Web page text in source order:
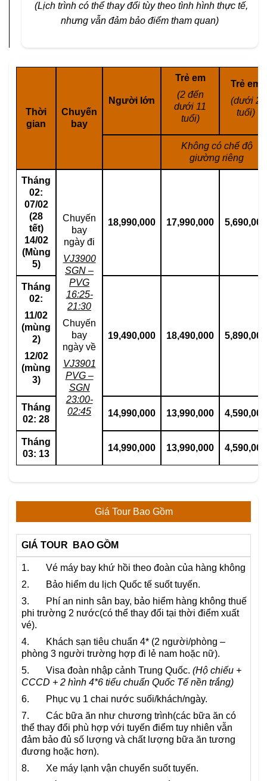
(Lịch trình có thể thay đổi tùy theo tình hình thực tế,
nhưng vẫn đảm bảo điểm tham quan)
Thời
gian
Chuyến
bay
Người lớn
Trẻ em
(2 đến
dưới 11
tuổi)
Trẻ em
(dưới 2
tuổi)
Không có chế độ
giường riêng
Tháng
02:
07/02
(28
tết)
14/02
(Mùng
5)
Chuyến
bay
ngày đi
VJ3900
SGN –
PVG
16:25-
21:30
Chuyến
bay
ngày về
VJ3901
PVG –
SGN
23:00-
02:45
18,990,000 17,990,000 5,690,000
Tháng
02:
11/02
(mùng
2)
12/02
(mùng
3)
19,490,000 18,490,000 5,890,000
Tháng
02: 28
14,990,000 13,990,000 4,590,000
Tháng
03: 13
14,990,000 13,990,000 4,590,000
Giá Tour Bao Gồm
GIÁ TOUR BAO GỒM
1. Vé máy bay khứ hồi theo đoàn của hàng không
2. Bảo hiểm du lịch Quốc tế suốt tuyến.
3. Phí an ninh sân bay, bảo hiểm hàng không thuế
phi trường 2 nước(có thể thay đổi tại thời điểm xuất
vé).
4. Khách sạn tiêu chuẩn 4* (2 người/phòng –
phòng 3 người trường hợp đi lẻ nam hoặc nữ).
5. Visa đoàn nhập cảnh Trung Quốc. (Hộ chiếu +
CCCD + 2 hình 4*6 tiểu chuẩn Quốc Tế nền trắng)
6. Phục vụ 1 chai nước suối/khách/ngày.
7. Các bữa ăn như chương trình(các bữa ăn có
thể thay đổi phù hợp với tuyến điểm tuy nhiên vẫn
đảm bảo đủ số lượng và chất lượng bữa ăn tương
đương hoặc hơn).
8. Xe máy lạnh vận chuyển suốt tuyến.